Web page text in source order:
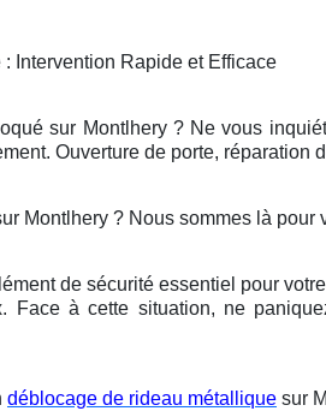
Intervention Rapide et Efficace
sur Montlhery ? Ne vous
Ouverture de porte,
Montlhery ? Nous sommes là pour
de sécurité essentiel pour
Face à cette situation, ne
déblocage de rideau métallique sur